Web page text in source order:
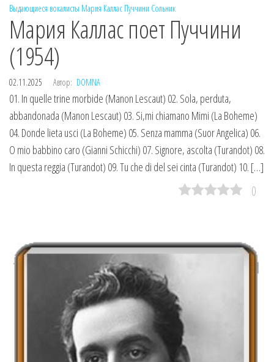
Выдающиеся вокалисты Мария Каллас Пуччини Сольник
Мария Каллас поет Пуччини
(1954)
02.11.2025 Автор: DOMNA
01. In quelle trine morbide (Manon Lescaut) 02. Sola, perduta,
abbandonada (Manon Lescaut) 03. Si,mi chiamano Mimi (La Boheme)
04. Donde lieta usci (La Boheme) 05. Senza mamma (Suor Angelica) 06.
O mio babbino caro (Gianni Schicchi) 07. Signore, ascolta (Turandot) 08.
In questa reggia (Turandot) 09. Tu che di del sei cinta (Turandot) 10. […]
0